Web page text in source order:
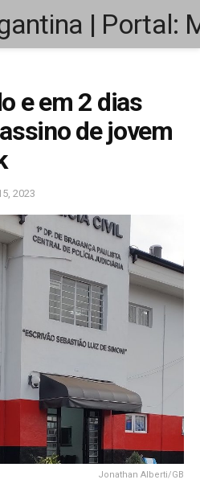
e em 2 dias
de jovem
2023
Jonathan Alberti/GB